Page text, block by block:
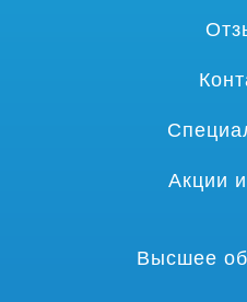
Акции
Высшее